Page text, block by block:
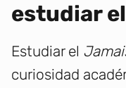
estudiar
Estudiar el
curiosidad